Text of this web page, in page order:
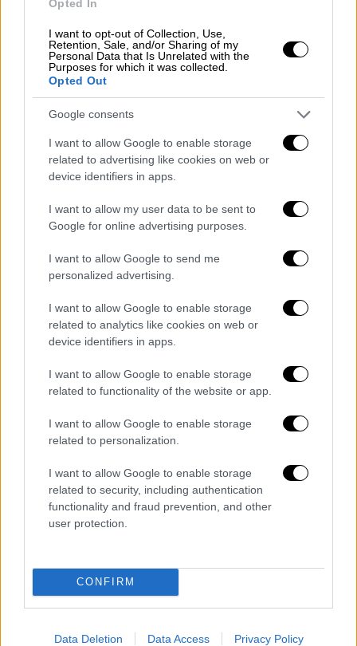
Opted In
I want to opt-out of Collection, Use,
Retention, Sale, and/or Sharing of my
Personal Data that Is Unrelated with the
Purposes for which it was collected.
Opted Out
Google consents
I want to allow Google to enable storage
related to advertising like cookies on web or
device identifiers in apps.
I want to allow my user data to be sent to
Google for online advertising purposes.
I want to allow Google to send me
personalized advertising.
I want to allow Google to enable storage
related to analytics like cookies on web or
device identifiers in apps.
I want to allow Google to enable storage
related to functionality of the website or app.
I want to allow Google to enable storage
related to personalization.
I want to allow Google to enable storage
related to security, including authentication
functionality and fraud prevention, and other
user protection.
CONFIRM
Data Deletion Data Access Privacy Policy
ΕΟΠΥΥ
Κατά την ανάλυση στατιστικών δεδομένων
εκτέλεσης γνωματεύσεων μεχρήση OTP
αρμόδιες υπηρεσίες του ΕΟΠΥΥ εντόπισαν
περιπτώσεις πολλαπλών εκτελέσεων
γνωματεύσεων σε διαφορετικάΑΜΚΑμε
χρήση του ίδιου αριθμού κινητού
αξιολογήθηκαν άμεσα και διαβιβάστηκαν
Οικονομικής Αστυνομίας.
Σύμφωνα με τη Διοίκηση, ο ΕΟΠΥΥ
προχώρησε στην περαιτέρω θωράκιση του
Φεβρουάριο του 2025, η έκδοση
γνωματεύσεων προϋποθέτει την ύπαρξη
πιστοποιημένου αριθμού κινητού
τηλεφώνου, ο οποίος αναζητείται αρχικά